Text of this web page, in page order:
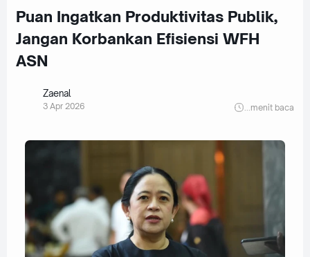
Puan Ingatkan Produktivitas Publik,
Jangan Korbankan Efisiensi WFH
ASN
Zaenal
3 Apr 2026 menit baca